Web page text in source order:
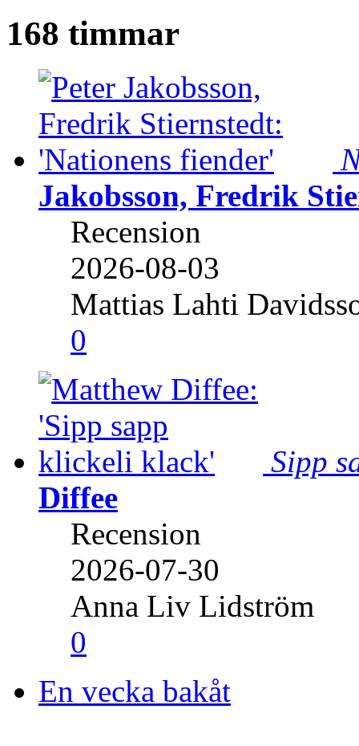
168 timmar
Jakobsson, Fredrik
Recension
2026-08-03
Mattias Lahti
0
Sipp
Diffee
Recension
2026-07-30
Anna Liv Lidström
0
En vecka bakåt